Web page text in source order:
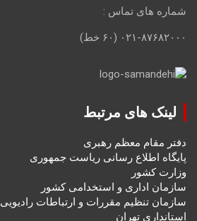
شماره های تماس :
۰۲۱-۸۷۶۸۲۰۰۰ (۶۰ خط)
لینک های مرتبط
دفتر مقام معظم رهبری
پایگاه اطلاع رسانی ریاست جمهوری
وزارت کشور
سازمان اداری و استخدامی کشور
سازمان تنظیم مقررات و ارتباطات رادیویی
استانداری تهران